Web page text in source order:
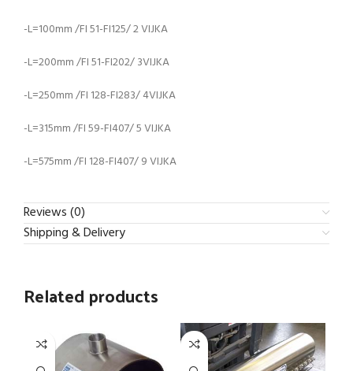
-L=100mm /FI 51-FI125/ 2 VIJKA
-L=200mm /FI 51-FI202/ 3VIJKA
-L=250mm /FI 128-FI283/ 4VIJKA
-L=315mm /FI 59-FI407/ 5 VIJKA
-L=575mm /FI 128-FI407/ 9 VIJKA
Reviews (0)
Shipping & Delivery
Related products